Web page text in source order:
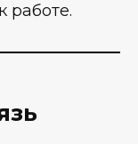
работе.